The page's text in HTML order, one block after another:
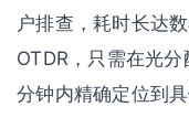
户排查，耗时长达
OTDR，只需在光
分钟内精确定位到